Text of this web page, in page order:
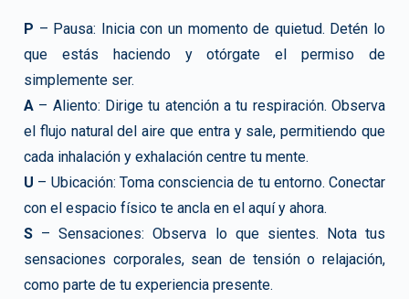
P – Pausa: Inicia con un momento de quietud. Detén lo
que estás haciendo y otórgate el permiso de
simplemente ser.
A – Aliento: Dirige tu atención a tu respiración. Observa
el flujo natural del aire que entra y sale, permitiendo que
cada inhalación y exhalación centre tu mente.
U – Ubicación: Toma consciencia de tu entorno. Conectar
con el espacio físico te ancla en el aquí y ahora.
S – Sensaciones: Observa lo que sientes. Nota tus
sensaciones corporales, sean de tensión o relajación,
como parte de tu experiencia presente.